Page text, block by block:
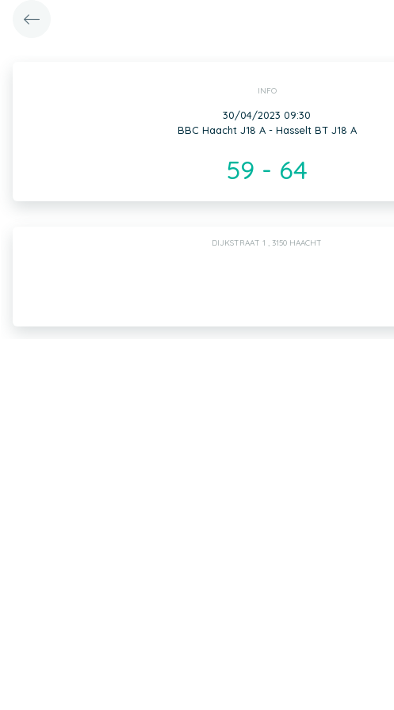
INFO
30/04/2023 09:30
BBC Haacht J18 A - Hasselt BT J18 A
59 - 64
DIJKSTRAAT 1 , 3150 HAACHT